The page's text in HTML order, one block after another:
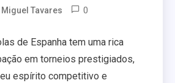
Miguel Tavares 0
de Espanha tem uma rica
em torneios prestigiados,
espírito competitivo e